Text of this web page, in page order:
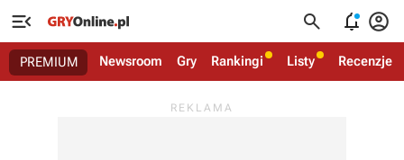
   
PREMIUM Newsroom Gry Rankingi Listy Recenzje